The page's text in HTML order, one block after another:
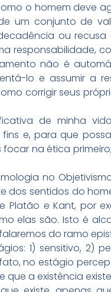
o homem deve
um conjunto de
ou recusa
responsabilidade,
não é
lo e assumir a
corrigir seus
de minha
e, para que
na ética
no
dos sentidos do
e Kant, por
elas são. Isto é
do ramo
1) sensitivo, 2)
no estágio
a existência